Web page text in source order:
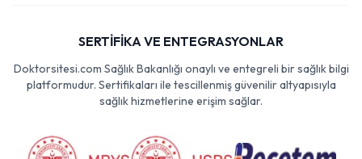
SERTİFİKA VE ENTEGRASYONLAR
Doktorsitesi.com Sağlık Bakanlığı onaylı ve entegreli bir sağlık bilgi
platformudur. Sertifikaları ile tescillenmiş güvenilir altyapısıyla
sağlık hizmetlerine erişim sağlar.